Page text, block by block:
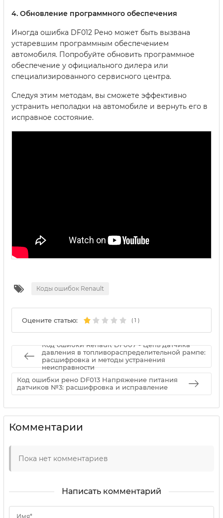
4. Обновление программного обеспечения
Иногда ошибка DF012 Рено может быть вызвана
устаревшим программным обеспечением
автомобиля. Попробуйте обновить программное
обеспечение у официального дилера или
специализированного сервисного центра.
Следуя этим методам, вы сможете эффективно
устранить неполадки на автомобиле и вернуть его в
исправное состояние.
Коды ошибок Renault
Оцените статью: ( 1 )
Код ошибки Renault DF007 - Цепь датчика
давления в топливораспределительной рампе:
расшифровка и методы устранения
неисправности
Код ошибки рено DF013 Напряжение питания
датчиков №3: расшифровка и исправление
Комментарии
Пока нет комментариев
Написать комментарий
Имя*